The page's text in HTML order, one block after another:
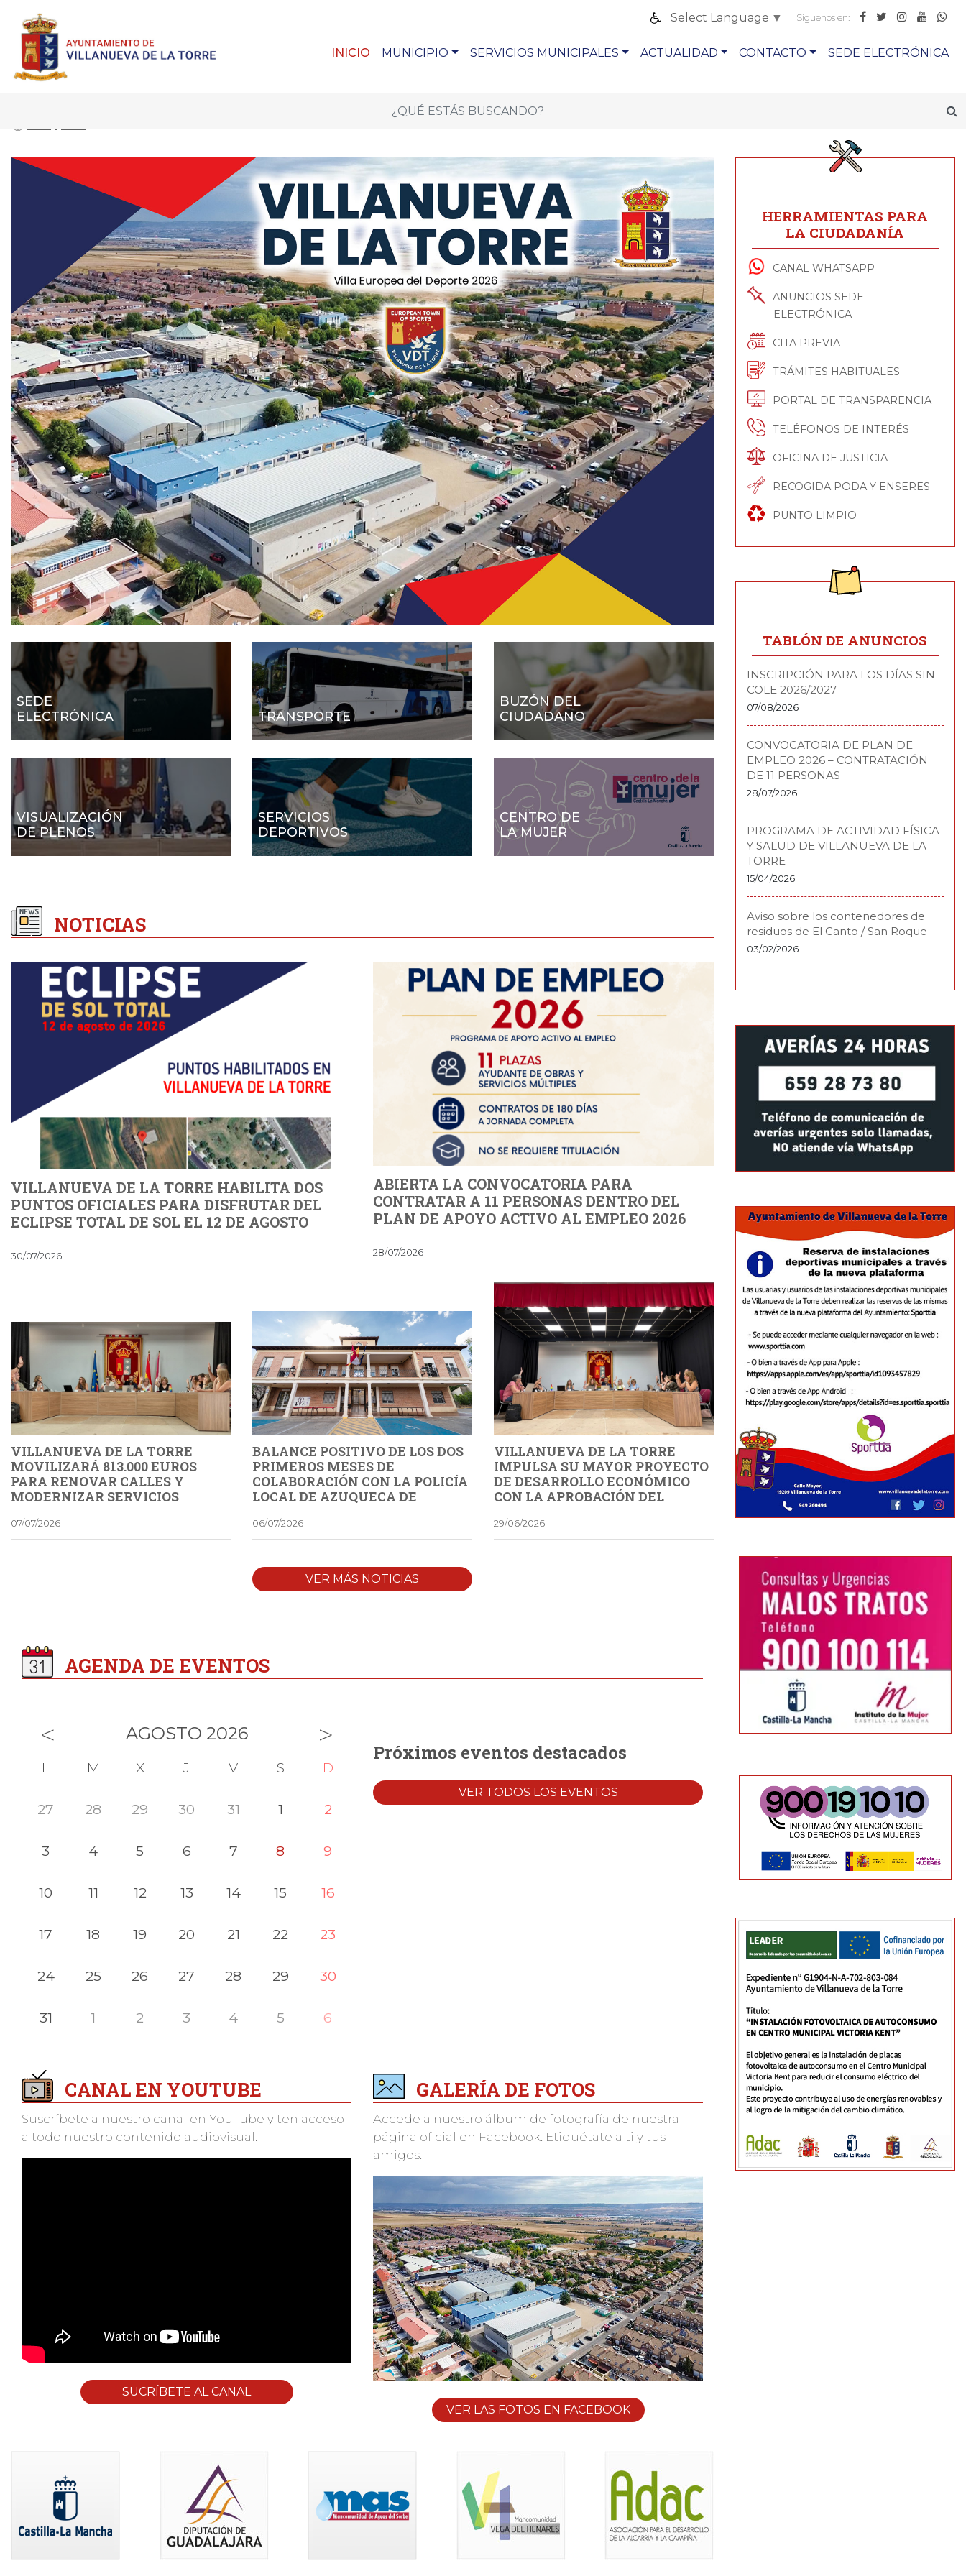
Select Language ▼ Síguenos en:
INICIO MUNICIPIO SERVICIOS MUNICIPALES ACTUALIDAD CONTACTO SEDE ELECTRÓNICA
SEDE
ELECTRÓNICA
TRANSPORTE
BUZÓN DEL
CIUDADANO
VISUALIZACIÓN
DE PLENOS
SERVICIOS
DEPORTIVOS
CENTRO DE
LA MUJER
NOTICIAS
VILLANUEVA DE LA TORRE HABILITA DOS
PUNTOS OFICIALES PARA DISFRUTAR DEL
ECLIPSE TOTAL DE SOL EL 12 DE AGOSTO
30/07/2026
ABIERTA LA CONVOCATORIA PARA
CONTRATAR A 11 PERSONAS DENTRO DEL
PLAN DE APOYO ACTIVO AL EMPLEO 2026
28/07/2026
VILLANUEVA DE LA TORRE
MOVILIZARÁ 813.000 EUROS
PARA RENOVAR CALLES Y
MODERNIZAR SERVICIOS
07/07/2026
BALANCE POSITIVO DE LOS DOS
PRIMEROS MESES DE
COLABORACIÓN CON LA POLICÍA
LOCAL DE AZUQUECA DE
06/07/2026
VILLANUEVA DE LA TORRE
IMPULSA SU MAYOR PROYECTO
DE DESARROLLO ECONÓMICO
CON LA APROBACIÓN DEL
29/06/2026
VER MÁS NOTICIAS
AGENDA DE EVENTOS
< AGOSTO 2026 >
L M X J V S D
27 28 29 30 31 1 2
3 4 5 6 7 8 9
10 11 12 13 14 15 16
17 18 19 20 21 22 23
24 25 26 27 28 29 30
31 1 2 3 4 5 6
Próximos eventos destacados
VER TODOS LOS EVENTOS
CANAL EN YOUTUBE
Suscríbete a nuestro canal en YouTube y ten acceso
a todo nuestro contenido audiovisual.
SUCRÍBETE AL CANAL
GALERÍA DE FOTOS
Accede a nuestro álbum de fotografía de nuestra
página oficial en Facebook. Etiquétate a ti y tus
amigos.
VER LAS FOTOS EN FACEBOOK
HERRAMIENTAS PARA
LA CIUDADANÍA
CANAL WHATSAPP
ANUNCIOS SEDE
ELECTRÓNICA
CITA PREVIA
TRÁMITES HABITUALES
PORTAL DE TRANSPARENCIA
TELÉFONOS DE INTERÉS
OFICINA DE JUSTICIA
RECOGIDA PODA Y ENSERES
PUNTO LIMPIO
TABLÓN DE ANUNCIOS
INSCRIPCIÓN PARA LOS DÍAS SIN
COLE 2026/2027
07/08/2026
CONVOCATORIA DE PLAN DE
EMPLEO 2026 – CONTRATACIÓN
DE 11 PERSONAS
28/07/2026
PROGRAMA DE ACTIVIDAD FÍSICA
Y SALUD DE VILLANUEVA DE LA
TORRE
15/04/2026
Aviso sobre los contenedores de
residuos de El Canto / San Roque
03/02/2026